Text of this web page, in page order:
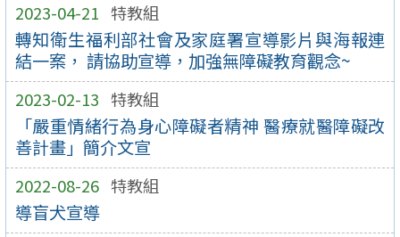
2023-04-21 特教組
轉知衛生福利部社會及家庭署宣導影片與海報連
結一案， 請協助宣導，加強無障礙教育觀念~
2023-02-13 特教組
「嚴重情緒行為身心障礙者精神 醫療就醫障礙改
善計畫」簡介文宣
2022-08-26 特教組
導盲犬宣導